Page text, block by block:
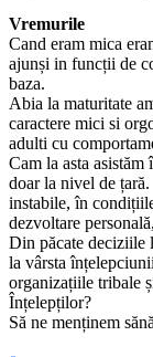
Vremurile
Cand eram mica
ajunși in funcții de
baza.
Abia la maturitate
caractere mici si
adulti cu
Cam la asta
doar la nivel de
instabile, în
dezvoltare
Din păcate deciziile
la vârsta
organizațiile tribale
Înțelepților?
Să ne menținem